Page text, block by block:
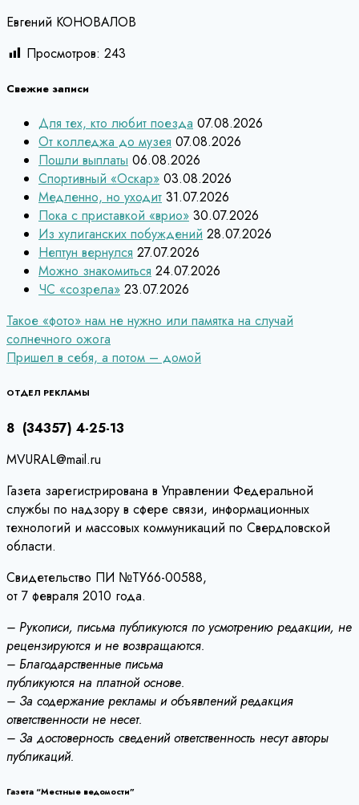
Евгений КОНОВАЛОВ
Просмотров: 243
Свежие записи
Для тех, кто любит поезда 07.08.2026
От колледжа до музея 07.08.2026
Пошли выплаты 06.08.2026
Спортивный «Оскар» 03.08.2026
Медленно, но уходит 31.07.2026
Пока с приставкой «врио» 30.07.2026
Из хулиганских побуждений 28.07.2026
Нептун вернулся 27.07.2026
Можно знакомиться 24.07.2026
ЧС «созрела» 23.07.2026
Навигация
по
Такое «фото» нам не нужно или памятка на случай
солнечного ожога
Пришел в себя, а потом – домой
ОТДЕЛ РЕКЛАМЫ
8 (34357) 4-25-13
MVURAL@mail.ru
Газета зарегистрирована в Управлении Федеральной
службы по надзору в сфере связи, информационных
технологий и массовых коммуникаций по Свердловской
области.
Свидетельство ПИ №ТУ66-00588,
от 7 февраля 2010 года.
– Рукописи, письма публикуются по усмотрению редакции, не
рецензируются и не возвращаются.
– Благодарственные письма
публикуются на платной основе.
– За содержание рекламы и объявлений редакция
ответственности не несет.
– За достоверность сведений ответственность несут авторы
публикаций.
Газета “Местные ведомости”